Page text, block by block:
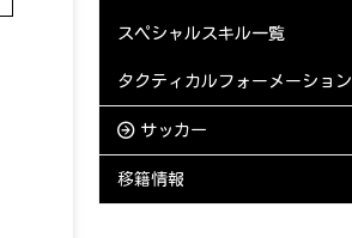
スペシャルスキル一覧
タクティカルフォーメーション
サッカー
移籍情報